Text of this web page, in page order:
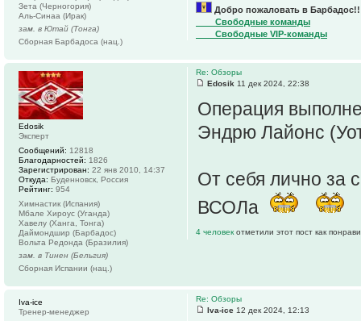
Добро пожаловать в
____Свободные команды
____Свободные VIP-команды
Зета (Черногория)
Аль-Синаа (Ирак)
зам. в Ютай (Тонга)
Сборная Барбадоса (нац.)
Re: Обзоры
Edosik 11 дек 2024, 22:38
Операция
Эндрю Лайонс
От себя лично за
ВСОЛа
4 человек отметили этот пост как
Edosik
Эксперт
Сообщений: 12818
Благодарностей: 1826
Зарегистрирован: 22 янв 2010, 14:37
Откуда: Буденновск, Россия
Рейтинг: 954
Химнастик (Испания)
Мбале Хироус (Уганда)
Хавелу (Ханга, Тонга)
Даймондшир (Барбадос)
Вольта Редонда (Бразилия)
зам. в Тинен (Бельгия)
Сборная Испании (нац.)
Re: Обзоры
Iva-ice 12 дек 2024, 12:13
Iva-ice
Тренер-менеджер